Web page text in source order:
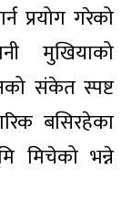
प्रयोग गरेको
मुखियाको
संकेत स्पष्ट
बसिरहेका
मिचेको भन्ने